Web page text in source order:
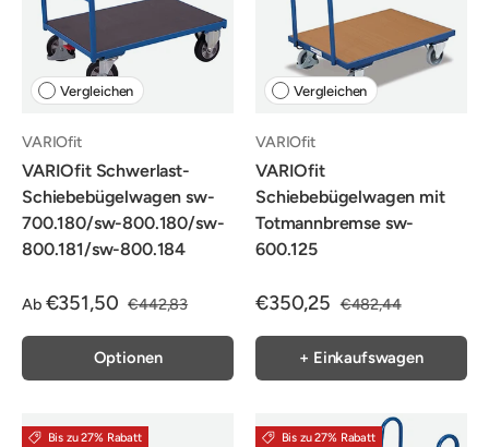
Vergleichen
VARIOfit
VARIOfit Schwerlast-
Schiebebügelwagen sw-
700.180/sw-800.180/sw-
800.181/sw-800.184
Ab €351,50 €442,83
Optionen
Vergleichen
VARIOfit
VARIOfit
Schiebebügelwagen mit
Totmannbremse sw-
600.125
€350,25 €482,44
+ Einkaufswagen
Bis zu 27% Rabatt Bis zu 27% Rabatt